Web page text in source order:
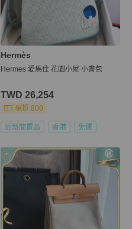
Hermès
Hermes 愛馬仕 花園小屋 小書包
TWD 26,254
現折 800
近新閒置品 香港 免運